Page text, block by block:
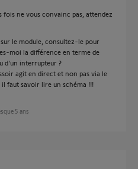
fois ne vous convainc pas, attendez
le module, consultez-le pour
moi la différence en terme de
d'un interrupteur ?
agit en direct et non pas via le
faut savoir lire un schéma !!!
5 ans